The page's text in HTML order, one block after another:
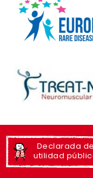
Declarada de
utilidad